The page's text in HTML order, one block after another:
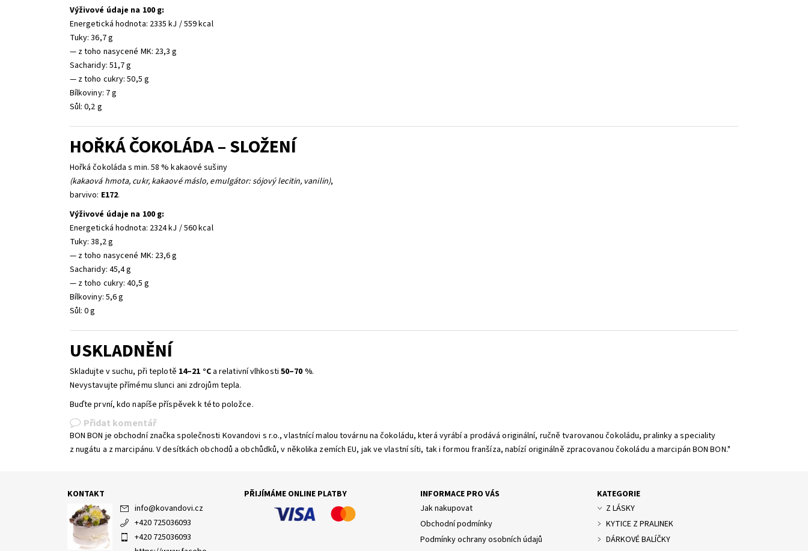
Výživové údaje na 100 g:
Energetická hodnota: 2335 kJ / 559 kcal
Tuky: 36,7 g
— z toho nasycené MK: 23,3 g
Sacharidy: 51,7 g
— z toho cukry: 50,5 g
Bílkoviny: 7 g
Sůl: 0,2 g
HOŘKÁ ČOKOLÁDA – SLOŽENÍ
Hořká čokoláda s min. 58 % kakaové sušiny
(kakaová hmota, cukr, kakaové máslo, emulgátor: sójový lecitin, vanilin),
barvivo: E172.
Výživové údaje na 100 g:
Energetická hodnota: 2324 kJ / 560 kcal
Tuky: 38,2 g
— z toho nasycené MK: 23,6 g
Sacharidy: 45,4 g
— z toho cukry: 40,5 g
Bílkoviny: 5,6 g
Sůl: 0 g
USKLADNĚNÍ
Skladujte v suchu, při teplotě 14–21 °C a relativní vlhkosti 50–70 %.
Nevystavujte přímému slunci ani zdrojům tepla.
Buďte první, kdo napíše příspěvek k této položce.
Přidat komentář
BON BON je obchodní značka společnosti Kovandovi s r.o., vlastnící malou továrnu na čokoládu, která vyrábí a prodává originální, ručně tvarovanou čokoládu, pralinky a speciality
z nugátu a z marcipánu. V desítkách obchodů a obchůdků, v několika zemích EU, jak ve vlastní síti, tak i formou franšíza, nabízí originálně zpracovanou čokoládu a marcipán BON BON."
KONTAKT
info@kovandovi.cz
+420 725036093
+420 725036093
PŘIJÍMÁME ONLINE PLATBY
INFORMACE PRO VÁS
Jak nakupovat
Obchodní podmínky
Podmínky ochrany osobních údajů
KATEGORIE
Z LÁSKY
KYTICE Z PRALINEK
DÁRKOVÉ BALÍČKY